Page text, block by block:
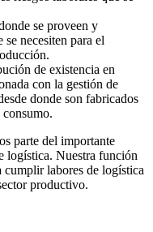
se proveen y
necesiten para el
de existencia en
con la gestión de
donde son fabricados
parte del importante
logística. Nuestra función
cumplir labores de logística
productivo.